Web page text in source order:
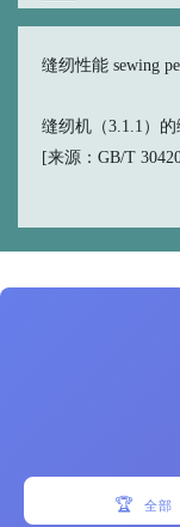
缝纫性能 sewing
缝纫机（3.1.1）的
[来源：GB/T
🏆 全部